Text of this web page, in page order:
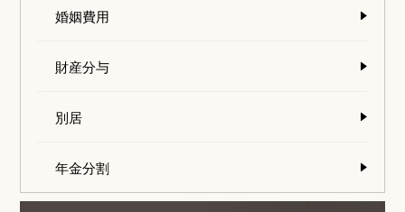
婚姻費用
財産分与
別居
年金分割